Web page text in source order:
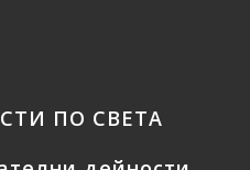
ПО СВЕТА